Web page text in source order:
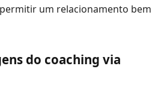
um relacionamento bem
do coaching via